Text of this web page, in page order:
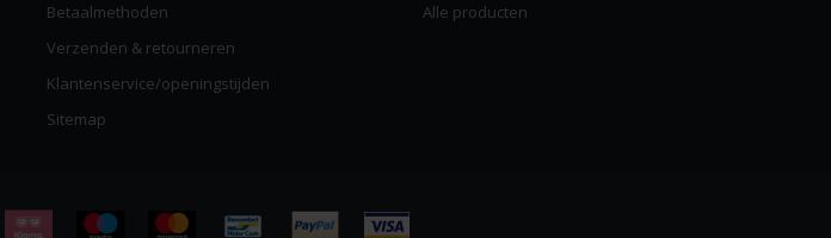
Betaalmethoden
Verzenden & retourneren
Klantenservice/openingstijden
Sitemap
Alle producten